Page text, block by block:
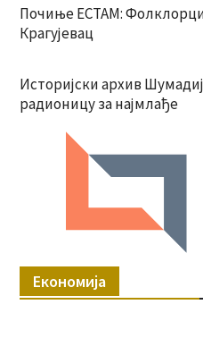
Почиње ЕСТАМ:
Крагујевац
Историјски архив
радионицу за најмлађе
Економија